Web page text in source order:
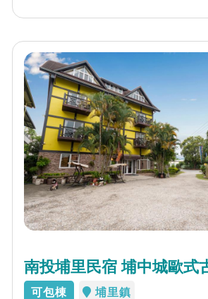
南投埔里民宿 埔中城歐式
可包棟 埔里鎮